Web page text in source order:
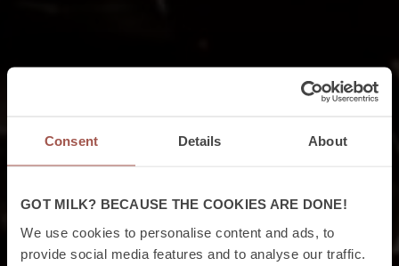
Consent Details About
GOT MILK? BECAUSE THE COOKIES ARE DONE!
We use cookies to personalise content and ads, to
provide social media features and to analyse our traffic.